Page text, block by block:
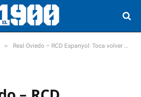
» Real Oviedo – RCD Espanyol: Toca volver a sonreír